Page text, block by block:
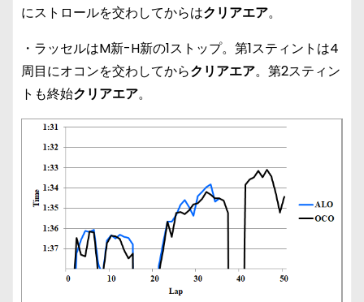
にストロールを交わしてからはクリアエア。
・ラッセルはM新-H新の1ストップ。第1スティントは4
周目にオコンを交わしてからクリアエア。第2スティン
トも終始クリアエア。